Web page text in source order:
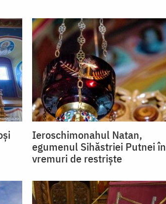
Ieroschimonahul Natan,
egumenul Sihăstriei Putnei în
vremuri de restrişte